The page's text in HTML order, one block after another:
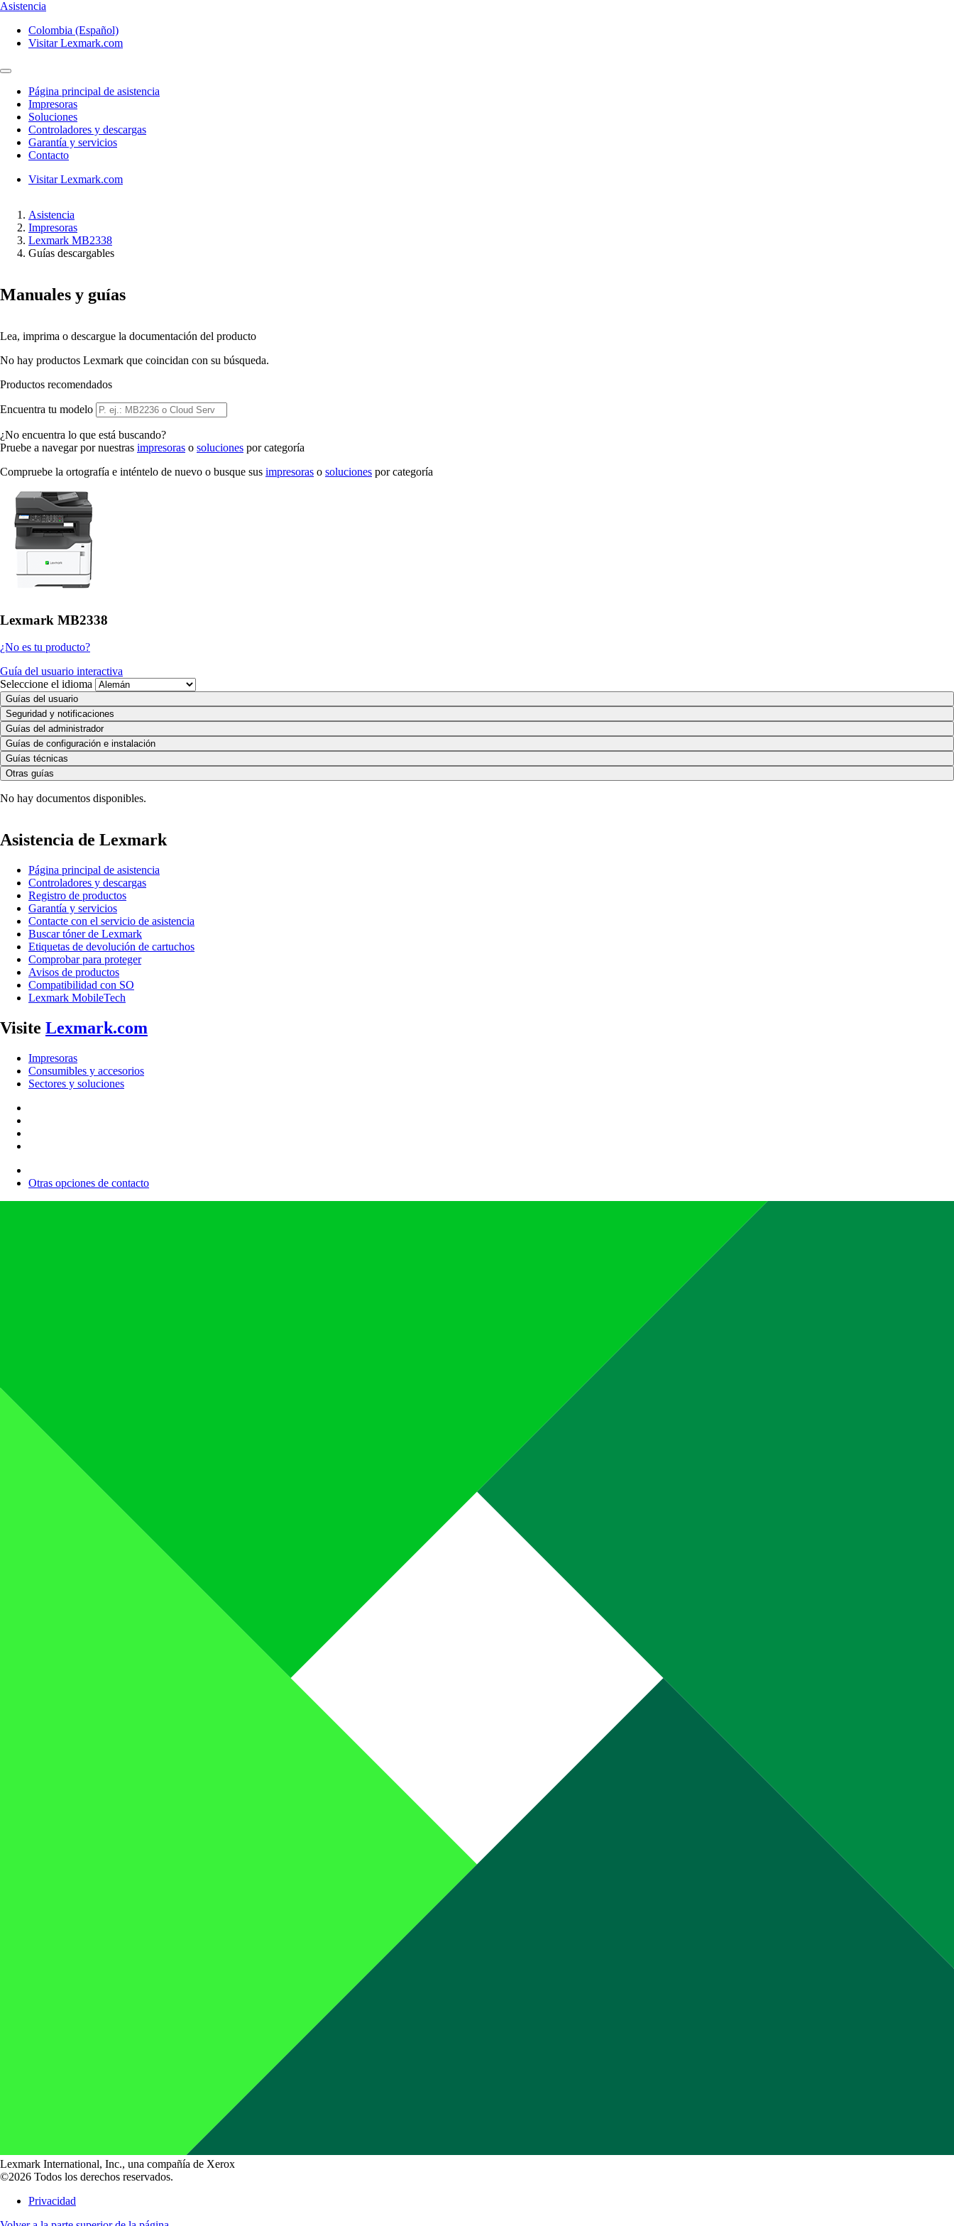
Asistencia
Colombia (Español)
Visitar Lexmark.com
Página principal de asistencia
Impresoras
Soluciones
Controladores y descargas
Garantía y servicios
Contacto
Visitar Lexmark.com
Asistencia
Impresoras
Lexmark MB2338
Guías descargables
Manuales y guías
Lea, imprima o descargue la documentación del producto
No hay productos Lexmark que coincidan con su búsqueda.
Productos recomendados
Encuentra tu modelo
¿No encuentra lo que está buscando?
Pruebe a navegar por nuestras impresoras o soluciones por categoría
Compruebe la ortografía e inténtelo de nuevo o busque sus impresoras o soluciones por categoría
Lexmark MB2338
¿No es tu producto?
Guía del usuario interactiva
Seleccione el idioma
Guías del usuario
Seguridad y notificaciones
Guías del administrador
Guías de configuración e instalación
Guías técnicas
Otras guías
No hay documentos disponibles.
Asistencia de Lexmark
Página principal de asistencia
Controladores y descargas
Registro de productos
Garantía y servicios
Contacte con el servicio de asistencia
Buscar tóner de Lexmark
Etiquetas de devolución de cartuchos
Comprobar para proteger
Avisos de productos
Compatibilidad con SO
Lexmark MobileTech
Visite Lexmark.com
Impresoras
Consumibles y accesorios
Sectores y soluciones
Otras opciones de contacto
Lexmark International, Inc., una compañía de Xerox
©2026 Todos los derechos reservados.
Privacidad